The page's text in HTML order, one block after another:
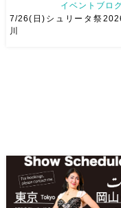
いただけることとなりま
ありがとうー！ ショー
イベントブロ
7/26(日)シュリータ祭
川